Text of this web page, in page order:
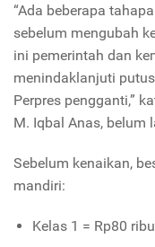
“Ada beberapa
sebelum mengubah
ini pemerintah dan
menindaklanjuti
Perpres pengganti,”
M. Iqbal Anas, belum
Sebelum kenaikan,
mandiri:
Kelas 1 = Rp80